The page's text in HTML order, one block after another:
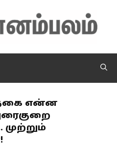
என்ன